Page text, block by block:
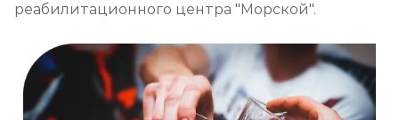
от 5 000 ₽ Записаться
Кодирование с провокацией
реабилитационного центра "Морской".